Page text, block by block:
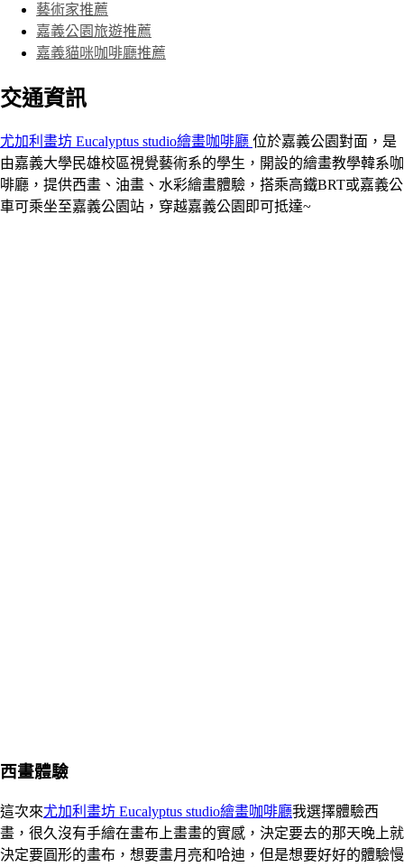
藝術家推薦
嘉義公園旅遊推薦
嘉義貓咪咖啡廳推薦
交通資訊
尤加利畫坊 Eucalyptus studio繪畫咖啡廳 位於嘉義公園對面，是
由嘉義大學民雄校區視覺藝術系的學生，開設的繪畫教學韓系咖
啡廳，提供西畫、油畫、水彩繪畫體驗，搭乘高鐵BRT或嘉義公
車可乘坐至嘉義公園站，穿越嘉義公園即可抵達~
西畫體驗
這次來尤加利畫坊 Eucalyptus studio繪畫咖啡廳我選擇體驗西
畫，很久沒有手繪在畫布上畫畫的實感，決定要去的那天晚上就
決定要圓形的畫布，想要畫月亮和哈迪，但是想要好好的體驗慢